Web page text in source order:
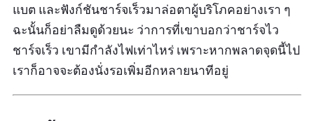
แบต และฟังก์ชันชาร์จเร็วมาล่อตาผู้บริโภคอย่างเรา ๆ
ฉะนั้นก็อย่าลืมดูด้วยนะ ว่าการที่เขาบอกว่าชาร์จไว
ชาร์จเร็ว เขามีกำลังไฟเท่าไหร่ เพราะหากพลาดจุดนี้ไป
เราก็อาจจะต้องนั่งรอเพิ่มอีกหลายนาทีอยู่